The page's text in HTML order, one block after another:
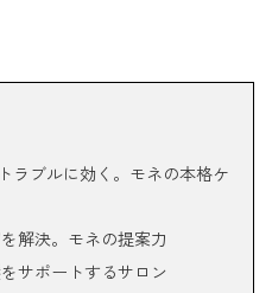
ラブルに効く。モネの本格ケ
解決。モネの提案力
サポートするサロン